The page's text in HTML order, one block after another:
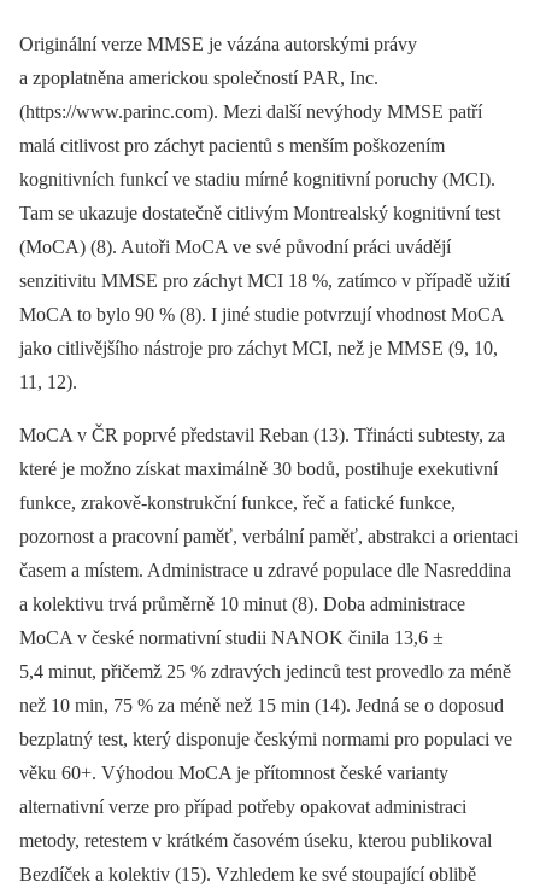
Originální verze MMSE je vázána autorskými právy
a zpoplatněna americkou společností PAR, Inc.
(https://www.parinc.com). Mezi další nevýhody MMSE patří
malá citlivost pro záchyt pacientů s menším poškozením
kognitivních funkcí ve stadiu mírné kognitivní poruchy (MCI).
Tam se ukazuje dostatečně citlivým Montrealský kognitivní test
(MoCA) (8). Autoři MoCA ve své původní práci uvádějí
senzitivitu MMSE pro záchyt MCI 18 %, zatímco v případě užití
MoCA to bylo 90 % (8). I jiné studie potvrzují vhodnost MoCA
jako citlivějšího nástroje pro záchyt MCI, než je MMSE (9, 10,
11, 12).
MoCA v ČR poprvé představil Reban (13). Třinácti subtesty, za
které je možno získat maximálně 30 bodů, postihuje exekutivní
funkce, zrakově-konstrukční funkce, řeč a fatické funkce,
pozornost a pracovní paměť, verbální paměť, abstrakci a orientaci
časem a místem. Administrace u zdravé populace dle Nasreddina
a kolektivu trvá průměrně 10 minut (8). Doba administrace
MoCA v české normativní studii NANOK činila 13,6 ±
5,4 minut, přičemž 25 % zdravých jedinců test provedlo za méně
než 10 min, 75 % za méně než 15 min (14). Jedná se o doposud
bezplatný test, který disponuje českými normami pro populaci ve
věku 60+. Výhodou MoCA je přítomnost české varianty
alternativní verze pro případ potřeby opakovat administraci
metody, retestem v krátkém časovém úseku, kterou publikoval
Bezdíček a kolektiv (15). Vzhledem ke své stoupající oblibě